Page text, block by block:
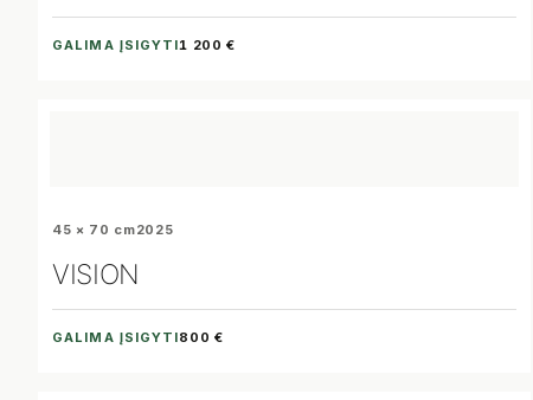
GALIMA ĮSIGYTI1 200 €
45 × 70 cm2025
VISION
GALIMA ĮSIGYTI800 €